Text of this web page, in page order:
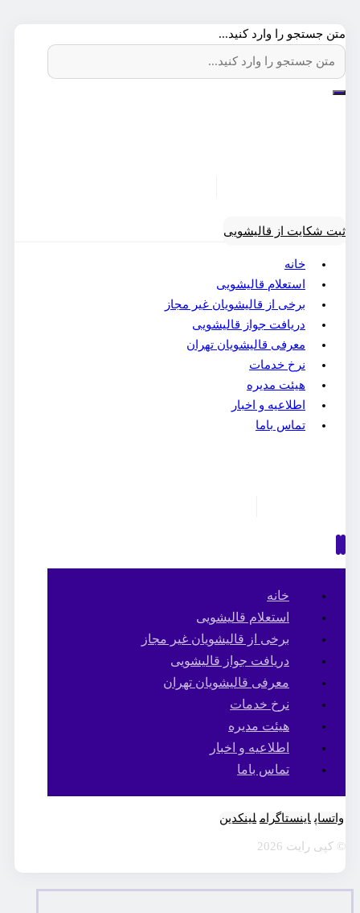
متن جستجو را وارد کنید...
ثبت شکایت از قالیشویی
خانه
استعلام قالیشویی
برخی از قالیشویان غیر مجاز
دریافت جواز قالیشویی
معرفی قالیشویان تهران
نرخ خدمات
هیئت مدیره
اطلاعیه و اخبار
تماس باما
خانه
استعلام قالیشویی
برخی از قالیشویان غیر مجاز
دریافت جواز قالیشویی
معرفی قالیشویان تهران
نرخ خدمات
هیئت مدیره
اطلاعیه و اخبار
تماس باما
واتساپ اینستاگرام لینکدین
© کپی رایت 2026